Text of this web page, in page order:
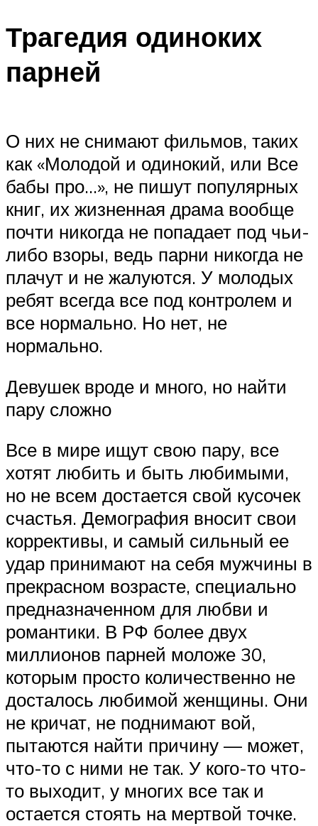
Трагедия одиноких
парней
О них не снимают фильмов, таких
как «Молодой и одинокий, или Все
бабы про…», не пишут популярных
книг, их жизненная драма вообще
почти никогда не попадает под чьи-
либо взоры, ведь парни никогда не
плачут и не жалуются. У молодых
ребят всегда все под контролем и
все нормально. Но нет, не
нормально.
Девушек вроде и много, но найти
пару сложно
Все в мире ищут свою пару, все
хотят любить и быть любимыми,
но не всем достается свой кусочек
счастья. Демография вносит свои
коррективы, и самый сильный ее
удар принимают на себя мужчины в
прекрасном возрасте, специально
предназначенном для любви и
романтики. В РФ более двух
миллионов парней моложе 30,
которым просто количественно не
досталось любимой женщины. Они
не кричат, не поднимают вой,
пытаются найти причину — может,
что-то с ними не так. У кого-то что-
то выходит, у многих все так и
остается стоять на мертвой точке.